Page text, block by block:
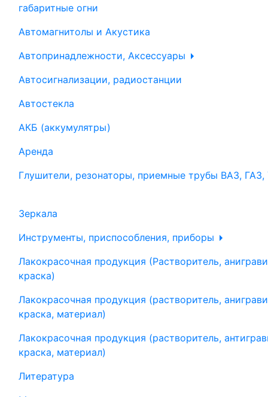
габаритные огни
Автомагнитолы и Акустика
Автопринадлежности, Аксессуары
Автосигнализации, радиостанции
Автостекла
АКБ (аккумулятры)
Аренда
Глушители, резонаторы, приемные трубы ВАЗ, ГАЗ,
Зеркала
Инструменты, приспособления, приборы
Лакокрасочная продукция (Растворитель,
краска)
Лакокрасочная продукция (растворитель,
краска, материал)
Лакокрасочная продукция (растворитель,
краска, материал)
Литература